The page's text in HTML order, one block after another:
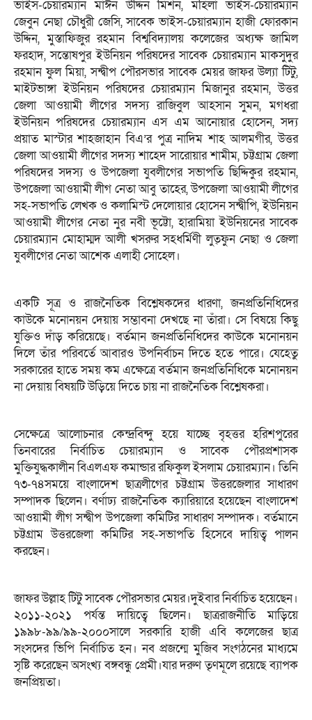
ভাইস-চেয়ারম্যান মাঈন উদ্দিন মিশন, মহিলা ভাইস-চেয়ারম্যান
জেবুন নেছা চৌধুরী জেসি, সাবেক ভাইস-চেয়ারম্যান হাজী ফোরকান
উদ্দিন, মুস্তাফিজুর রহমান বিশ্ববিদ্যালয় কলেজের অধ্যক্ষ জামিল
ফরহাদ, সন্তোষপুর ইউনিয়ন পরিষদের সাবেক চেয়ারম্যান মাকসুদুর
রহমান ফুল মিয়া, সন্দ্বীপ পৌরসভার সাবেক মেয়র জাফর উল্যা টিটু,
মাইটভাঙ্গা ইউনিয়ন পরিষদের চেয়ারম্যান মিজানুর রহমান, উত্তর
জেলা আওয়ামী লীগের সদস্য রাজিবুল আহসান সুমন, মগধরা
ইউনিয়ন পরিষদের চেয়ারম্যান এস এম আনোয়ার হোসেন, সদ্য
প্রয়াত মাস্টার শাহজাহান বিএ’র পুত্র নাদিম শাহ আলমগীর, উত্তর
জেলা আওয়ামী লীগের সদস্য শাহেদ সারোয়ার শামীম, চট্টগ্রাম জেলা
পরিষদের সদস্য ও উপজেলা যুবলীগের সভাপতি ছিদ্দিকুর রহমান,
উপজেলা আওয়ামী লীগ নেতা আবু তাহের, উপজেলা আওয়ামী লীগের
সহ-সভাপতি লেখক ও কলামিস্ট দেলোয়ার হোসেন সন্দ্বীপি, ইউনিয়ন
আওয়ামী লীগের নেতা নুর নবী ভূট্টো, হারামিয়া ইউনিয়নের সাবেক
চেয়ারম্যান মোহাম্মদ আলী খসরুর সহধর্মিণী লুত্ফুন নেছা ও জেলা
যুবলীগের নেতা আশেক এলাহী সোহেল।
একটি সূত্র ও রাজনৈতিক বিশ্লেষকদের ধারণা, জনপ্রতিনিধিদের
কাউকে মনোনয়ন দেয়ায় সম্ভাবনা দেখছে না তাঁরা। সে বিষয়ে কিছু
যুক্তিও দাঁড় করিয়েছে। বর্তমান জনপ্রতিনিধিদের কাউকে মনোনয়ন
দিলে তাঁর পরিবর্তে আবারও উপনির্বাচন দিতে হতে পারে। যেহেতু
সরকারের হাতে সময় কম এক্ষেত্রে বর্তমান জনপ্রতিনিধিকে মনোনয়ন
না দেয়ায় বিষয়টি উড়িয়ে দিতে চায় না রাজনৈতিক বিশ্লেষকরা।
সেক্ষেত্রে আলোচনার কেন্দ্রবিন্দু হয়ে যাচ্ছে বৃহত্তর হরিশপুরের
তিনবারের নির্বাচিত চেয়ারম্যান ও সাবেক পৌরপ্রশাসক
মুক্তিযুদ্ধকালীন বিএলএফ কমান্ডার রফিকুল ইসলাম চেয়ারম্যান। তিনি
৭৩-৭৪সময়ে বাংলাদেশ ছাত্রলীগের চট্টগ্রাম উত্তরজেলার সাধারণ
সম্পাদক ছিলেন। বর্ণাঢ্য রাজনৈতিক ক্যারিয়ারে হয়েছেন বাংলাদেশ
আওয়ামী লীগ সন্দ্বীপ উপজেলা কমিটির সাধারণ সম্পাদক। বর্তমানে
চট্টগ্রাম উত্তরজেলা কমিটির সহ-সভাপতি হিসেবে দায়িত্ব পালন
করছেন।
জাফর উল্লাহ টিটু সাবেক পৌরসভার মেয়র।দুইবার নির্বাচিত হয়েছেন।
২০১১-২০২১ পর্যন্ত দায়িত্বে ছিলেন। ছাত্ররাজনীতি মাড়িয়ে
১৯৯৮-৯৯/৯৯-২০০০সালে সরকারি হাজী এবি কলেজের ছাত্র
সংসদের ভিপি নির্বাচিত হন। নব প্রজন্মে মুজিব সংগঠনের মাধ্যমে
সৃষ্টি করেছেন অসংখ্য বঙ্গবন্ধু প্রেমী।যার দরুণ তৃণমূলে রয়েছে ব্যাপক
জনপ্রিয়তা।